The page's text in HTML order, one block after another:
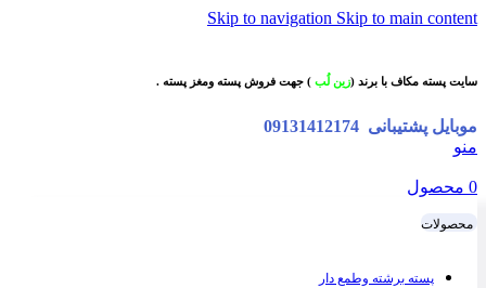
Skip to navigation Skip to main content
سایت پسته مکاف با برند (زین لُب ) جهت فروش پسته ومغز پسته .
موبایل پشتیبانی
منو
0 محصول
محصولات
پسته برشته وطمع دار